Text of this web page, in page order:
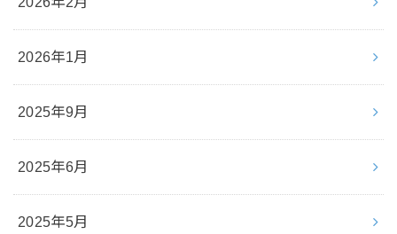
2026年1月
2025年9月
2025年6月
2025年5月